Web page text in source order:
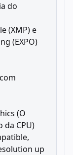
do
(XMP) e
(EXPO)
(O
CPU)
up